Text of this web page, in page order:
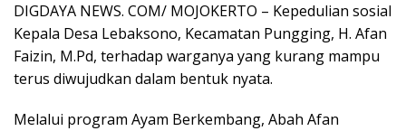
DIGDAYA NEWS. COM/ MOJOKERTO – Kepedulian sosial
Kepala Desa Lebaksono, Kecamatan Pungging, H. Afan
Faizin, M.Pd, terhadap warganya yang kurang mampu
terus diwujudkan dalam bentuk nyata.
Melalui program Ayam Berkembang, Abah Afan